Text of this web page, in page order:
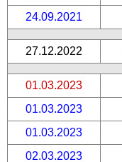
24.09.2021
27.12.2022
01.03.2023
01.03.2023
01.03.2023
02.03.2023